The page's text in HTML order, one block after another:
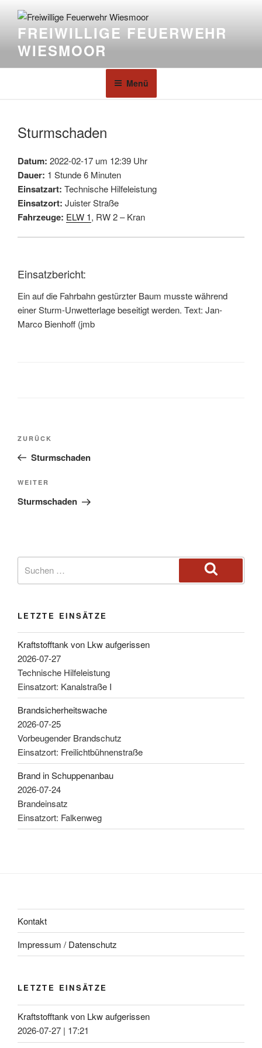
FREIWILLIGE FEUERWEHR
WIESMOOR
Menü
Sturmschaden
Datum: 2022-02-17 um 12:39 Uhr
Dauer: 1 Stunde 6 Minuten
Einsatzart: Technische Hilfeleistung
Einsatzort: Juister Straße
Fahrzeuge: ELW 1, RW 2 – Kran
Einsatzbericht:
Ein auf die Fahrbahn gestürzter Baum musste während
einer Sturm-Unwetterlage beseitigt werden. Text: Jan-
Marco Bienhoff (jmb
ZURÜCK
Sturmschaden
WEITER
Sturmschaden
LETZTE EINSÄTZE
Kraftstofftank von Lkw aufgerissen
2026-07-27
Technische Hilfeleistung
Einsatzort: Kanalstraße I
Brandsicherheitswache
2026-07-25
Vorbeugender Brandschutz
Einsatzort: Freilichtbühnenstraße
Brand in Schuppenanbau
2026-07-24
Brandeinsatz
Einsatzort: Falkenweg
Kontakt
Impressum / Datenschutz
LETZTE EINSÄTZE
Kraftstofftank von Lkw aufgerissen
2026-07-27 | 17:21